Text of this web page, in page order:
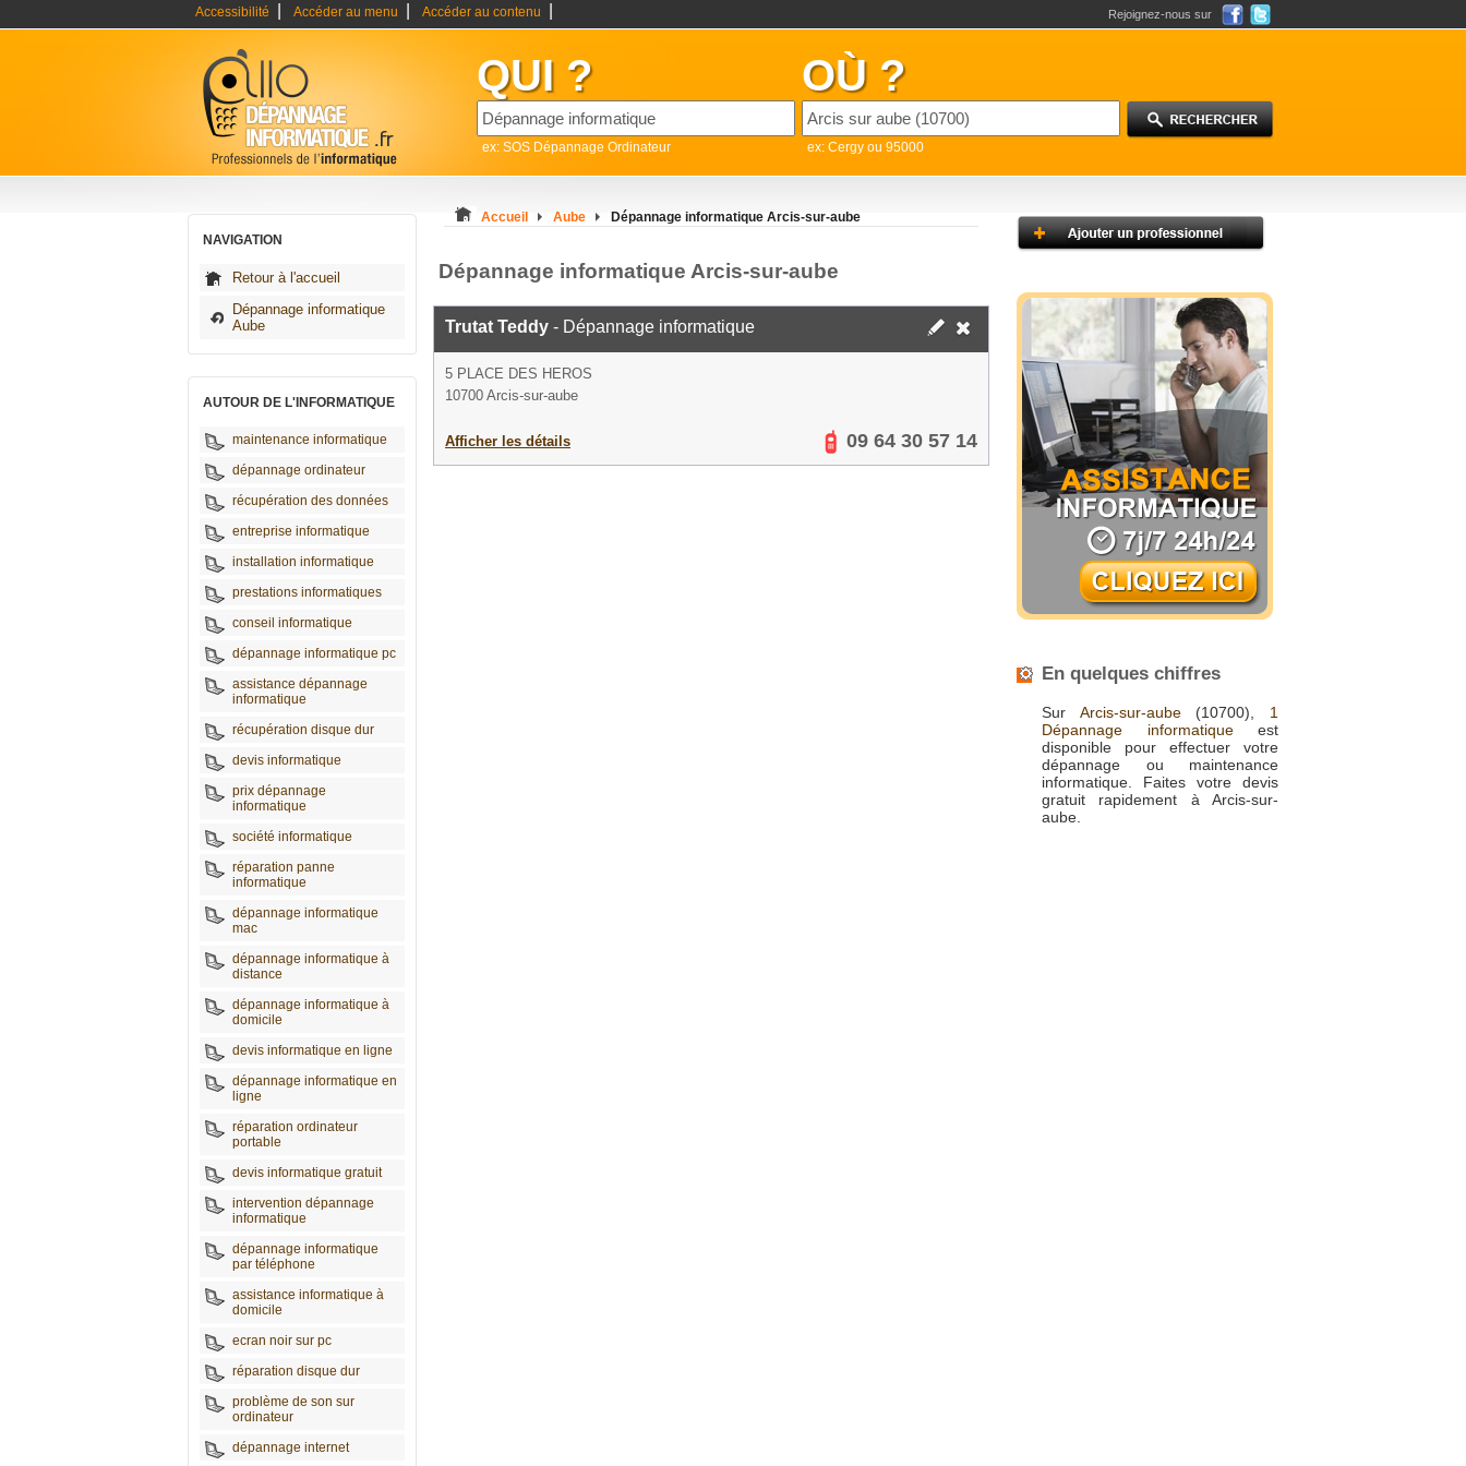
Accessibilité Accéder au menu Accéder au contenu Rejoignez-nous sur
QUI ?
ex: SOS Dépannage Ordinateur
OÙ ?
ex: Cergy ou 95000
NAVIGATION
Retour à l'accueil
Dépannage informatique
Aube
AUTOUR DE L'INFORMATIQUE
maintenance informatique
dépannage ordinateur
récupération des données
entreprise informatique
installation informatique
prestations informatiques
conseil informatique
dépannage informatique pc
assistance dépannage
informatique
récupération disque dur
devis informatique
prix dépannage
informatique
société informatique
réparation panne
informatique
dépannage informatique
mac
dépannage informatique à
distance
dépannage informatique à
domicile
devis informatique en ligne
dépannage informatique en
ligne
réparation ordinateur
portable
devis informatique gratuit
intervention dépannage
informatique
dépannage informatique
par téléphone
assistance informatique à
domicile
ecran noir sur pc
réparation disque dur
problème de son sur
ordinateur
dépannage internet
Accueil Aube Dépannage informatique Arcis-sur-aube
Dépannage informatique Arcis-sur-aube
Trutat Teddy - Dépannage informatique
5 PLACE DES HEROS
10700 Arcis-sur-aube
Afficher les détails 09 64 30 57 14
En quelques chiffres
Sur Arcis-sur-aube(10700), 1
Dépannage informatiqueest
disponible pour effectuer votre
dépannage ou maintenance
informatique. Faites votre devis
gratuit rapidement à Arcis-sur-
aube.